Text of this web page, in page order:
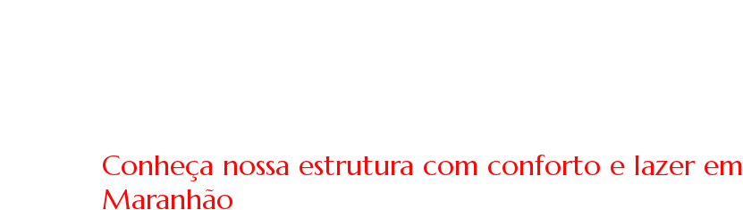
Conheça nossa estrutura com conforto e lazer
Maranhão